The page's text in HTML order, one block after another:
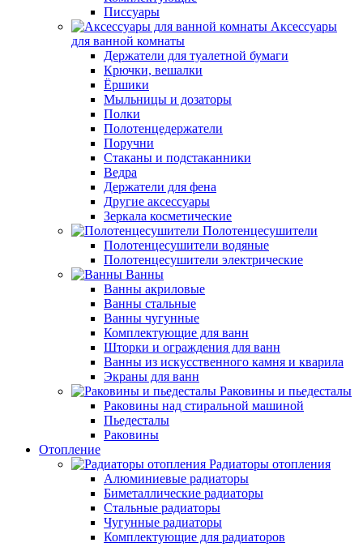
Писсуары
Аксессуары
для ванной комнаты
Держатели для туалетной бумаги
Крючки, вешалки
Ёршики
Мыльницы и дозаторы
Полки
Полотенцедержатели
Поручни
Стаканы и подстаканники
Ведра
Держатели для фена
Другие аксессуары
Зеркала косметические
Полотенцесушители
Полотенцесушители водяные
Полотенцесушители электрические
Ванны
Ванны акриловые
Ванны стальные
Ванны чугунные
Комплектующие для ванн
Шторки и ограждения для ванн
Ванны из искусственного камня и кварила
Экраны для ванн
Раковины и пьедесталы
Раковины над стиральной машиной
Пьедесталы
Раковины
Отопление
Радиаторы отопления
Алюминиевые радиаторы
Биметаллические радиаторы
Стальные радиаторы
Чугунные радиаторы
Комплектующие для радиаторов